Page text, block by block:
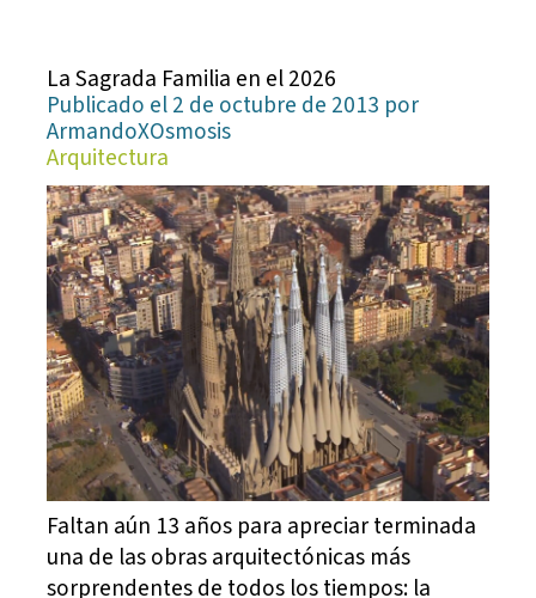
La Sagrada Familia en el 2026
Publicado el 2 de octubre de 2013 por
ArmandoXOsmosis
Arquitectura
Faltan aún 13 años para apreciar terminada
una de las obras arquitectónicas más
sorprendentes de todos los tiempos: la